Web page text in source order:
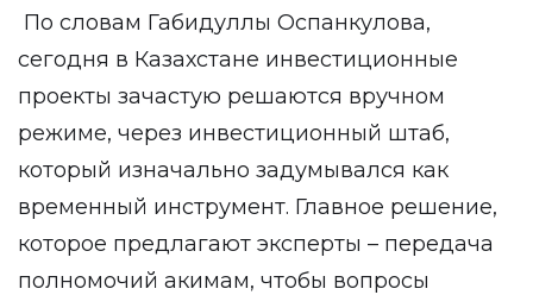
По словам Габидуллы Оспанкулова,
сегодня в Казахстане инвестиционные
проекты зачастую решаются вручном
режиме, через инвестиционный штаб,
который изначально задумывался как
временный инструмент. Главное решение,
которое предлагают эксперты – передача
полномочий акимам, чтобы вопросы